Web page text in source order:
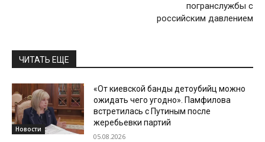
погранслужбы с
российским давлением
ЧИТАТЬ ЕЩЕ
Новости
«От киевской банды детоубийц можно
ожидать чего угодно». Памфилова
встретилась с Путиным после
жеребьевки партий
05.08.2026